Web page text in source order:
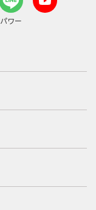
パワー